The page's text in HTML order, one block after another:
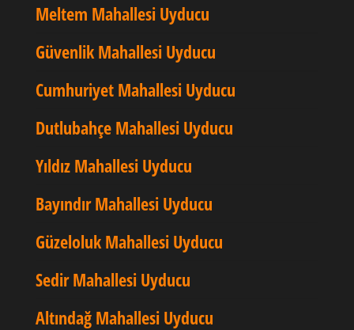
Meltem Mahallesi Uyducu
Güvenlik Mahallesi Uyducu
Cumhuriyet Mahallesi Uyducu
Dutlubahçe Mahallesi Uyducu
Yıldız Mahallesi Uyducu
Bayındır Mahallesi Uyducu
Güzeloluk Mahallesi Uyducu
Sedir Mahallesi Uyducu
Altındağ Mahallesi Uyducu